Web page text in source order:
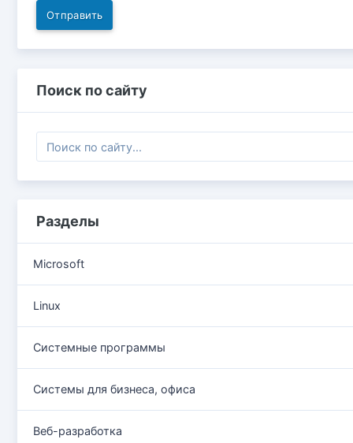
Отправить
Поиск по сайту
Разделы
Microsoft
Linux
Системные программы
Системы для бизнеса, офиса
Веб-разработка